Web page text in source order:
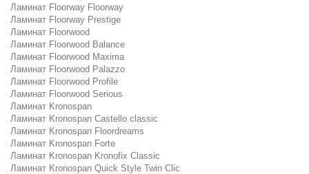
Ламинат Floorway Floorway
Ламинат Floorway Prestige
Ламинат Floorwood
Ламинат Floorwood Balance
Ламинат Floorwood Maxima
Ламинат Floorwood Palazzo
Ламинат Floorwood Profile
Ламинат Floorwood Serious
Ламинат Kronospan
Ламинат Kronospan Castello classic
Ламинат Kronospan Floordreams
Ламинат Kronospan Forte
Ламинат Kronospan Kronofix Classic
Ламинат Kronospan Quick Style Twin Clic